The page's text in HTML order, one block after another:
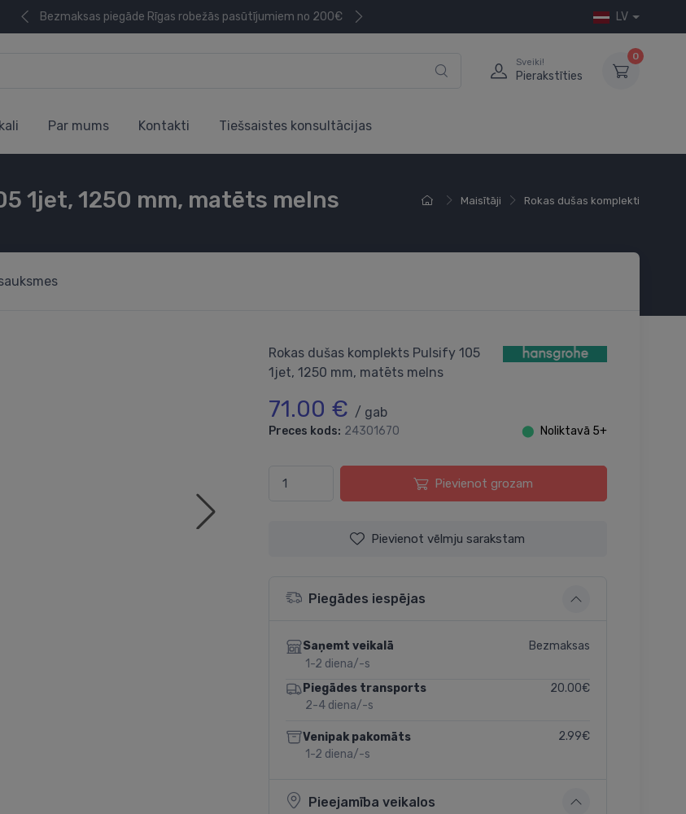
Bezmaksas piegāde Rīgas robežās pasūtījumiem no 200€ LV
Sveiki!
Pierakstīties
0
Par mums Kontakti Tiešsaistes konsultācijas
Maisītāji Rokas dušas komplekti
1jet, 1250 mm, matēts melns
Rokas dušas komplekts Pulsify 105
1jet, 1250 mm, matēts melns
71.00 € / gab
Preces kods: 24301670 ⬤ Noliktavā 5+
Pievienot grozam
Pievienot vēlmju sarakstam
Piegādes iespējas
Saņemt veikalā
1-2 diena/-s
Bezmaksas
Piegādes transports
2-4 diena/-s
20.00€
Venipak pakomāts
1-2 diena/-s
2.99€
Pieejamība veikalos